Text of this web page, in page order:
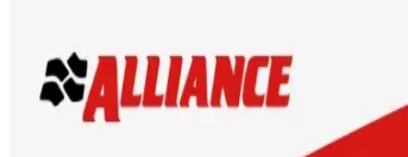
Szerokość
14.00
Profil :
80 - profil pełny